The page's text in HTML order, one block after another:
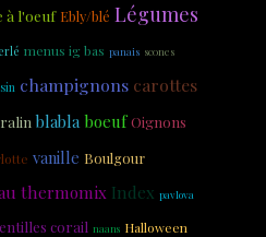
à l'oeuf Ebly/blé Légumes
menus ig bas panais scones
champignons carottes
blabla boeuf Oignons
vanille Boulgour
thermomix Index pavlova
corail naans Halloween